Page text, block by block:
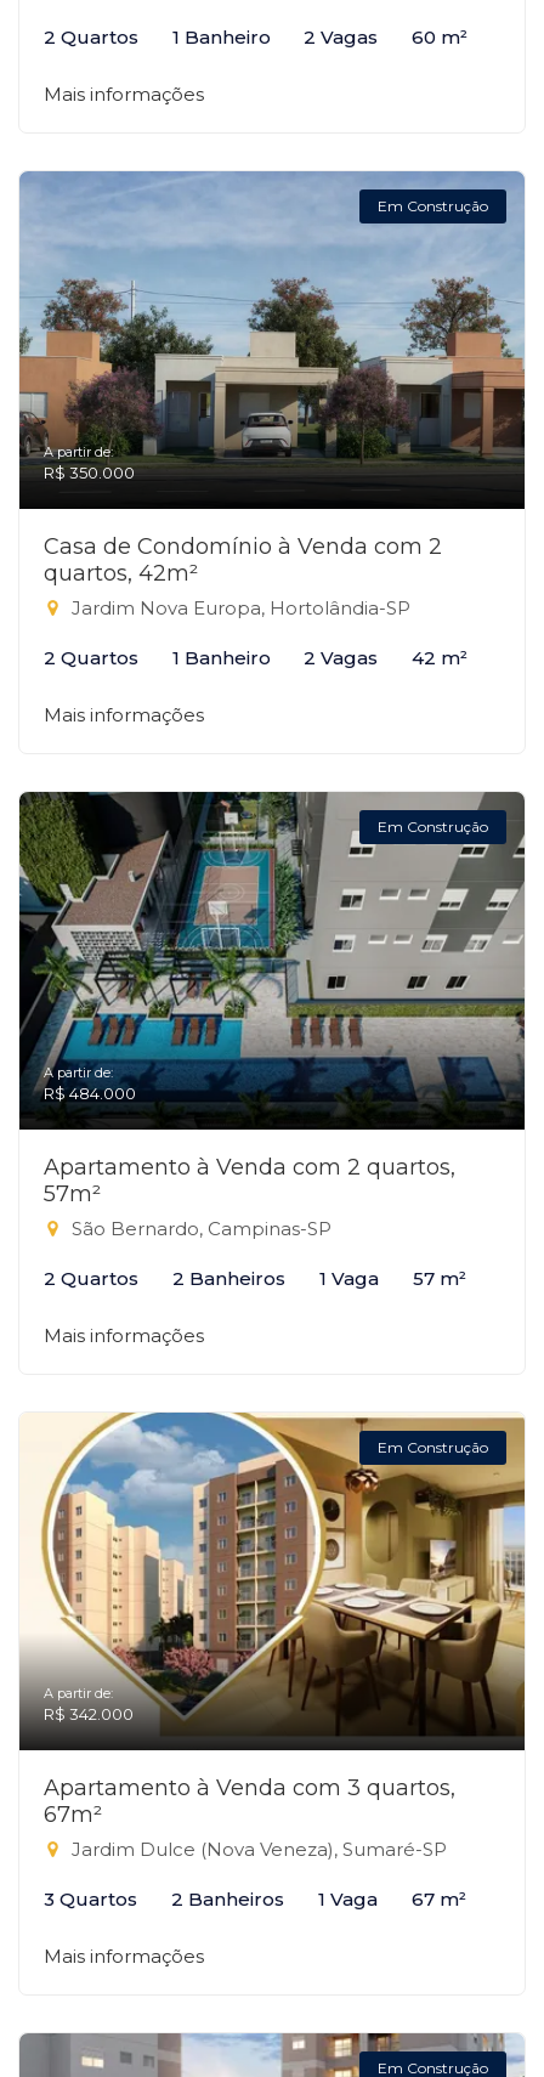
2 Quartos 1 Banheiro 2 Vagas 60 m²
Mais informações
Em Construção
A partir de:
R$ 350.000
Casa de Condomínio à Venda com 2
quartos, 42m²
Jardim Nova Europa, Hortolândia-SP
2 Quartos 1 Banheiro 2 Vagas 42 m²
Mais informações
Em Construção
A partir de:
R$ 484.000
Apartamento à Venda com 2 quartos,
57m²
São Bernardo, Campinas-SP
2 Quartos 2 Banheiros 1 Vaga 57 m²
Mais informações
Em Construção
A partir de:
R$ 342.000
Apartamento à Venda com 3 quartos,
67m²
Jardim Dulce (Nova Veneza), Sumaré-SP
3 Quartos 2 Banheiros 1 Vaga 67 m²
Mais informações
Em Construção